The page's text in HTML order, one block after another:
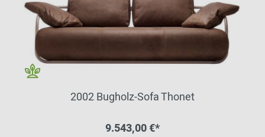
2002 Bugholz-Sofa Thonet
9.543,00 €*